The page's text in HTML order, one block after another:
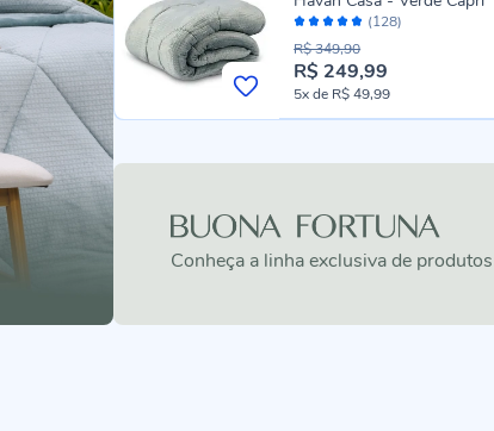
Avaliação:
96%
(128)
P
r
e
o
p
e
c
R$ 249,99
R$ 349,90
5xde R$ 49,99
Conheça a linha exclusiva de